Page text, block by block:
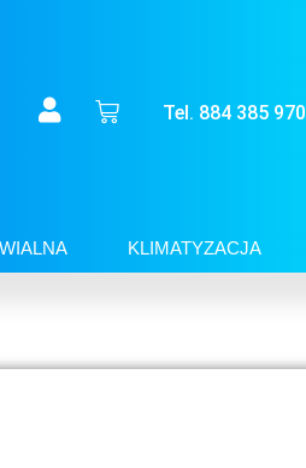
Tel. 884 385 970
KLIMATYZACJA